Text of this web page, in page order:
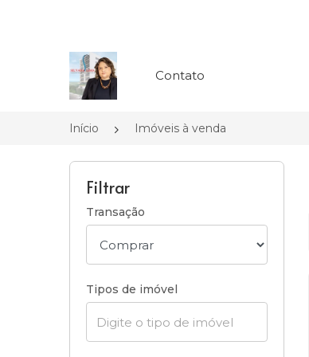
Página inicial
Contato
Início Imóveis à venda
Filtrar
Transação
Tipos de imóvel